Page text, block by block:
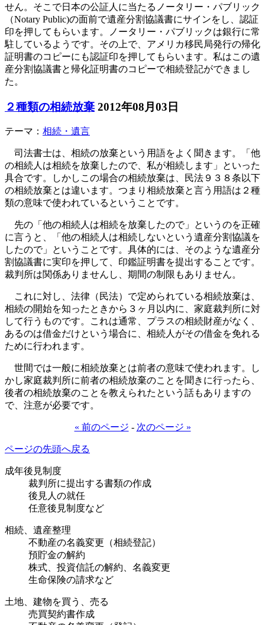
せん。そこで日本の公証人に当たるノータリー・パブリック
（Notary Public)の面前で遺産分割協議書にサインをし、認証
印を押してもらいます。ノータリー・パブリックは銀行に常
駐しているようです。その上で、アメリカ移民局発行の帰化
証明書のコピーにも認証印を押してもらいます。私はこの遺
産分割協議書と帰化証明書のコピーで相続登記ができまし
た。
２種類の相続放棄 2012年08月03日
テーマ： 相続・遺言
司法書士は、相続の放棄という用語をよく聞きます。「他
の相続人は相続を放棄したので、私が相続します」といった
具合です。しかしこの場合の相続放棄は、民法９３８条以下
の相続放棄とは違います。つまり相続放棄と言う用語は２種
類の意味で使われているということです。
先の「他の相続人は相続を放棄したので」というのを正確
に言うと、「他の相続人は相続しないという遺産分割協議を
したので」ということです。具体的には、そのような遺産分
割協議書に実印を押して、印鑑証明書を提出することです。
裁判所は関係ありませんし、期間の制限もありません。
これに対し、法律（民法）で定められている相続放棄は、
相続の開始を知ったときから３ヶ月以内に、家庭裁判所に対
して行うものです。これは通常、プラスの相続財産がなく、
あるのは借金だけという場合に、相続人がその借金を免れる
ために行われます。
世間では一般に相続放棄とは前者の意味で使われます。し
かし家庭裁判所に前者の相続放棄のことを聞きに行ったら、
後者の相続放棄のことを教えられたという話もありますの
で、注意が必要です。
« 前のページ - 次のページ »
ページの先頭へ戻る
成年後見制度
裁判所に提出する書類の作成
後見人の就任
任意後見制度など
相続、遺産整理
不動産の名義変更（相続登記）
預貯金の解約
株式、投資信託の解約、名義変更
生命保険の請求など
土地、建物を買う、売る
売買契約書作成